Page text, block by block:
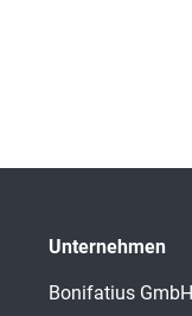
Unternehmen
Bonifatius GmbH